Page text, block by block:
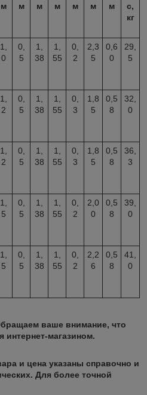
м
м
м
м
м
м
м
с,
кг
1,
0
0,
5
1,
38
1,
55
0,
2
2,3
5
0,6
0
29,
5
1,
2
0,
5
1,
38
1,
55
0,
3
1,8
5
0,5
8
32,
0
1,
2
0,
5
1,
38
1,
55
0,
3
1,8
5
0,5
8
36,
3
1,
5
0,
5
1,
38
1,
55
0,
2
2,0
0
0,5
8
39,
0
1,
5
0,
5
1,
38
1,
55
0,
2
2,2
6
0,5
8
41,
0
ваше внимание, что
интернет-магазином.
и цена указаны справочно и
Для более точной